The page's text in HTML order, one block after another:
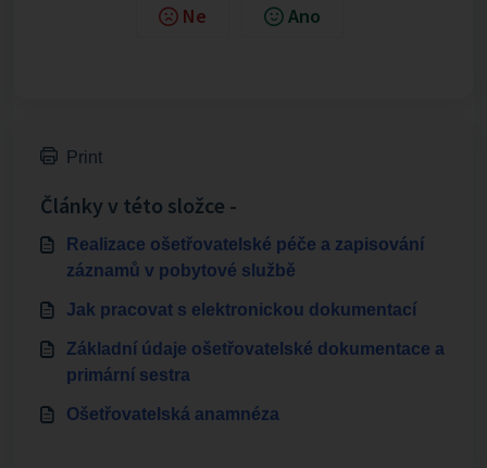
Ne Ano
Print
Články v této složce -
Realizace ošetřovatelské péče a zapisování
záznamů v pobytové službě
Jak pracovat s elektronickou dokumentací
Základní údaje ošetřovatelské dokumentace a
primární sestra
Ošetřovatelská anamnéza